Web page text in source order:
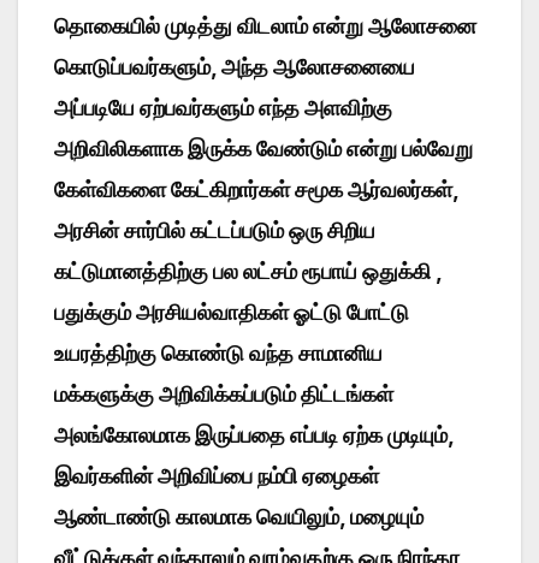
தொகையில் முடித்து விடலாம் என்று ஆலோசனை
கொடுப்பவர்களும், அந்த ஆலோசனையை
அப்படியே ஏற்பவர்களும் எந்த அளவிற்கு
அறிவிலிகளாக இருக்க வேண்டும் என்று பல்வேறு
கேள்விகளை கேட்கிறார்கள் சமூக ஆர்வலர்கள்,
அரசின் சார்பில் கட்டப்படும் ஒரு சிறிய
கட்டுமானத்திற்கு பல லட்சம் ரூபாய் ஒதுக்கி ,
பதுக்கும் அரசியல்வாதிகள் ஓட்டு போட்டு
உயரத்திற்கு கொண்டு வந்த சாமானிய
மக்களுக்கு அறிவிக்கப்படும் திட்டங்கள்
அலங்கோலமாக இருப்பதை எப்படி ஏற்க முடியும்,
இவர்களின் அறிவிப்பை நம்பி ஏழைகள்
ஆண்டாண்டு காலமாக வெயிலும், மழையும்
வீட்டுக்குள் வந்தாலும் வாழ்வதற்கு ஒரு நிரந்தர